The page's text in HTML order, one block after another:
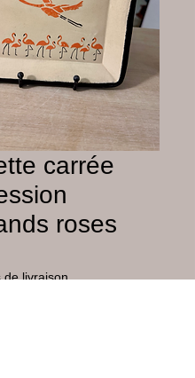
carrée
roses
de livraison